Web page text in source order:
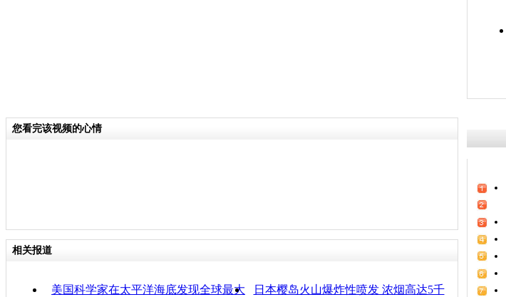
您看完该视频的心情
相关报道
美国科学家在太平洋海底发现全球最大
日本樱岛火山爆炸性喷发 浓烟高达5千